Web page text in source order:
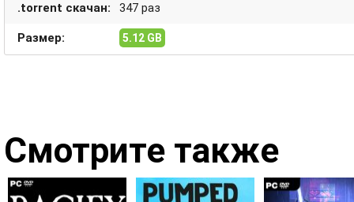
.torrent скачан: 347 раз
Размер: 5.12 GB
Смотрите также